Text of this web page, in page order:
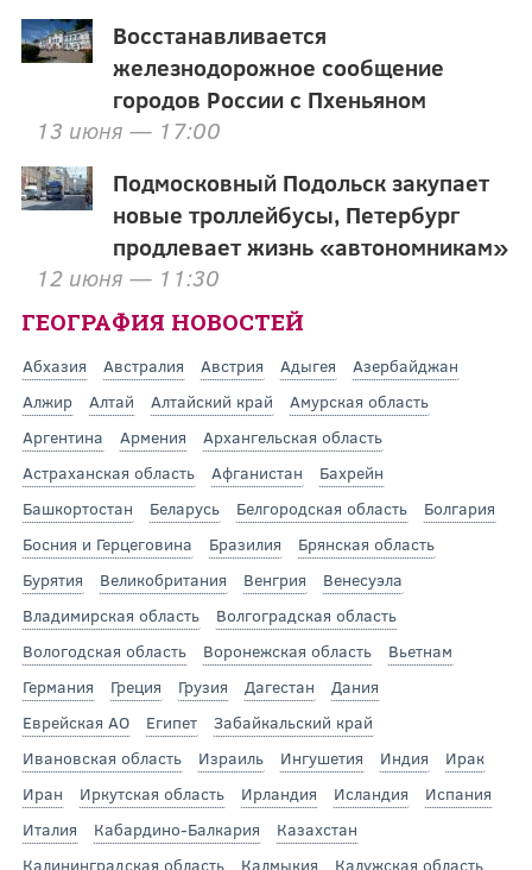
Восстанавливается
железнодорожное сообщение
городов России с Пхеньяном
13 июня — 17:00
Подмосковный Подольск закупает
новые троллейбусы, Петербург
продлевает жизнь «автономникам»
12 июня — 11:30
ГЕОГРАФИЯ НОВОСТЕЙ
Абхазия Австралия Австрия Адыгея
Азербайджан
Алжир
Алтай Алтайский край
Амурская область
Аргентина
Армения
Архангельская область
Астраханская область
Афганистан
Бахрейн
Башкортостан
Беларусь Белгородская область
Болгария
Босния и Герцеговина
Бразилия
Брянская область
Бурятия
Великобритания Венгрия
Венесуэла
Владимирская область
Волгоградская область
Вологодская область
Воронежская область
Вьетнам
Германия
Греция Грузия Дагестан
Дания
Еврейская АО
Египет
Забайкальский край
Ивановская область
Израиль Ингушетия Индия
Ирак
Иран
Иркутская область Ирландия Исландия
Испания
Италия
Кабардино-Балкария
Казахстан
Калининградская область
Калмыкия Калужская область